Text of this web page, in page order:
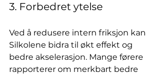
3. Forbedret ytelse
Ved å redusere intern friksjon kan
Silkolene bidra til økt effekt og
bedre akselerasjon. Mange førere
rapporterer om merkbart bedre